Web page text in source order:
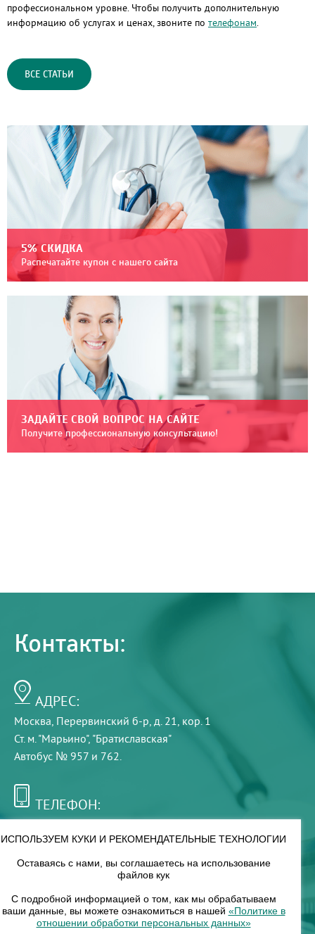
профессиональном уровне. Чтобы получить дополнительную
информацию об услугах и ценах, звоните по телефонам.
ВСЕ СТАТЬИ
5% СКИДКА
Распечатайте купон с нашего сайта
ЗАДАЙТЕ СВОЙ ВОПРОС НА САЙТЕ
Получите профессиональную консультацию!
Контакты:
АДРЕС:
Москва, Перервинский б-р, д. 21, кор. 1
Ст. м. "Марьино", "Братиславская"
Автобус № 957 и 762.
ТЕЛЕФОН:
РЕЖИМ РАБОТЫ:
8 — 18
ИСПОЛЬЗУЕМ КУКИ И РЕКОМЕНДАТЕЛЬНЫЕ ТЕХНОЛОГИИ
Оставаясь с нами, вы соглашаетесь на использование
файлов кук
С подробной информацией о том, как мы обрабатываем
ваши данные, вы можете ознакомиться в нашей «Политике в
отношении обработки персональных данных»